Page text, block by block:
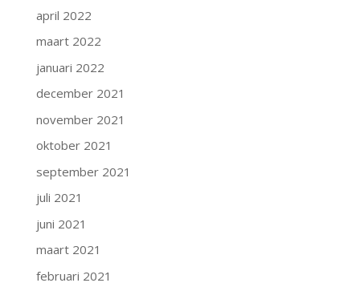
april 2022
maart 2022
januari 2022
december 2021
november 2021
oktober 2021
september 2021
juli 2021
juni 2021
maart 2021
februari 2021